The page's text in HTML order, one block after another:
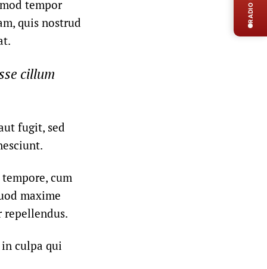
tempor
quis nostrud
cillum
fugit, sed
cum
maxime
repellendus.
culpa qui